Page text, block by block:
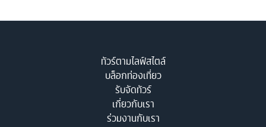
ทัวร์ตามไลฟ์สไตล์
บล็อกท่องเที่ยว
รับจัดทัวร์
เกี่ยวกับเรา
ร่วมงานกับเรา